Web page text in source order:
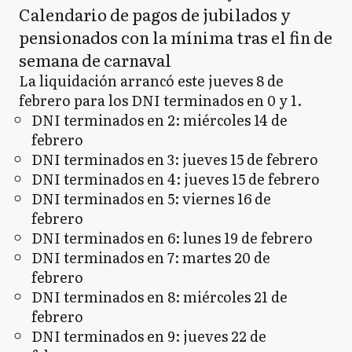
Calendario de pagos de jubilados y
pensionados con la mínima tras el fin de
semana de carnaval
La liquidación arrancó este jueves 8 de
febrero para los DNI terminados en 0 y 1.
DNI terminados en 2: miércoles 14 de
febrero
DNI terminados en 3: jueves 15 de febrero
DNI terminados en 4: jueves 15 de febrero
DNI terminados en 5: viernes 16 de
febrero
DNI terminados en 6: lunes 19 de febrero
DNI terminados en 7: martes 20 de
febrero
DNI terminados en 8: miércoles 21 de
febrero
DNI terminados en 9: jueves 22 de